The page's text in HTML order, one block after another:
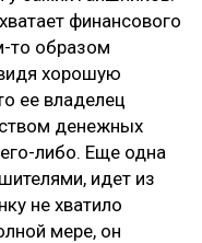
финансового
то образом
хорошую
ее владелец
денежных
либо. Еще одна
идет из
не хватило
мере, он